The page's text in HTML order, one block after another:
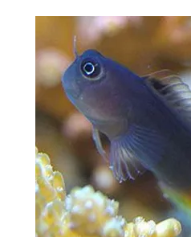
subtropicales de l'océan
Pacifique, ainsi que la mer
sont très
La plupart des espèces se
ou de
Les espèces sont des géniteurs
Les mâles attirent les femelles
de petits trous qu'ils creusent
de mollusques, puis sont
partenaires jusqu'à